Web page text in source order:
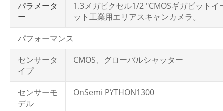
パラメータ
ー
1.3メガピクセル1/2 "CMOSギガビットイ
ット工業用エリアスキャンカメラ。
パフォーマンス
センサータ
イプ
CMOS、グローバルシャッター
センサーモ
デル
OnSemi PYTHON1300